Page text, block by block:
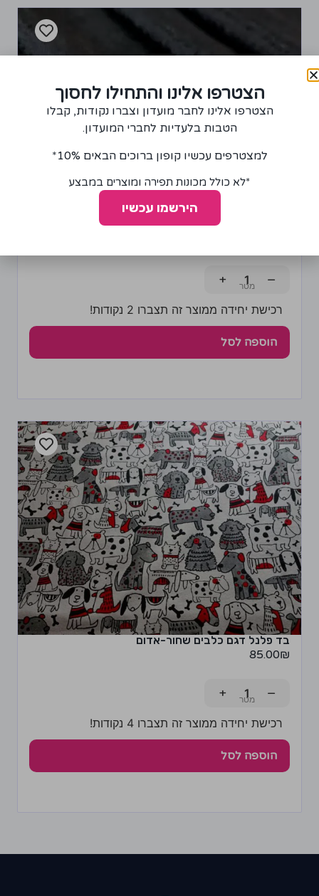
בד למפה בצבע שחור
−
+
רכישת יחידה ממוצר זה תצברו 2 נקודות!
הוספה לסל
בד פלנל דגם כלבים שחור-אדום
85.00₪
−
+
רכישת יחידה ממוצר זה תצברו 4 נקודות!
הוספה לסל
הצטרפו אלינו והתחילו לחסוך
הצטרפו אלינו לחבר מועדון וצברו נקודות, קבלו
הטבות בלעדיות לחברי המועדון.
למצטרפים עכשיו קופון ברוכים הבאים 10%*
*לא כולל מכונות תפירה ומוצרים במבצע
הירשמו עכשיו